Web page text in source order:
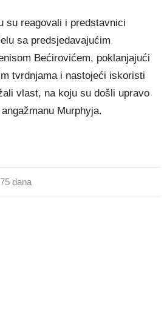
su reagovali i predstavnici
sa predsjedavajućim
Bećirovićem, poklanjajući
tvrdnjama i nastojeći iskoristi
vlast, na koju su došli upravo
Murphyja.
dana